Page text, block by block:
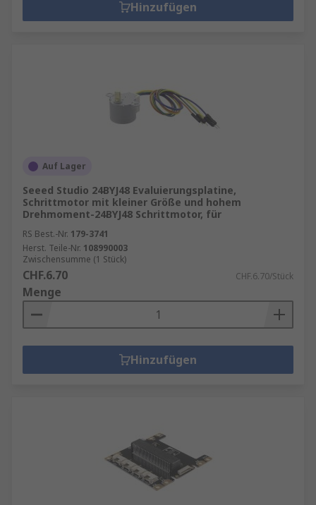
Hinzufügen
Auf Lager
Seeed Studio 24BYJ48 Evaluierungsplatine,
Schrittmotor mit kleiner Größe und hohem
Drehmoment-24BYJ48 Schrittmotor, für
RS Best.-Nr. 179-3741
Herst. Teile-Nr. 108990003
Zwischensumme (1 Stück)
CHF.6.70 CHF.6.70/Stück
Menge
Hinzufügen